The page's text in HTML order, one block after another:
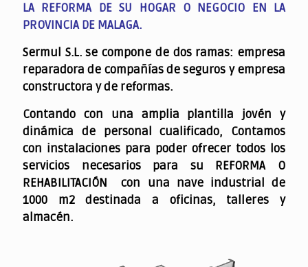
LA REFORMA DE SU HOGAR O NEGOCIO EN LA
PROVINCIA DE MALAGA.
Sermul S.L. se compone de dos ramas: empresa
reparadora de compañías de seguros y empresa
constructora y de reformas.
Contando con una amplia plantilla jovén y
dinámica de personal cualificado, Contamos
con instalaciones para poder ofrecer todos los
servicios necesarios para su REFORMA O
REHABILITACIÓN con una nave industrial de
1000 m2 destinada a oficinas, talleres y
almacén.